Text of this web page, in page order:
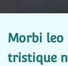
Morbi leo
tristique